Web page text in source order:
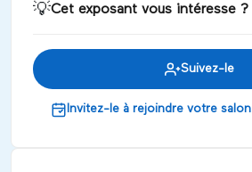
💡Cet exposant vous intéresse ?
Suivez-le
Invitez-le à rejoindre votre salon